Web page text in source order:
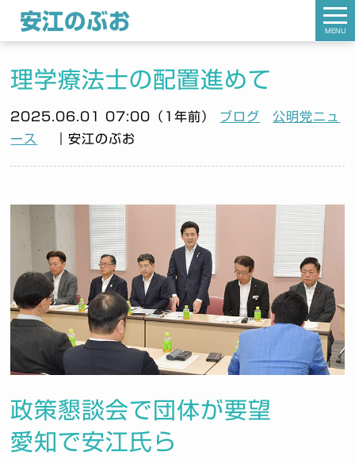
理学療法士の配置進めて
2025.06.01 07:00（1年前） ブログ
公明党ニュ
ース
｜安江のぶお
政策懇談会で団体が要望
愛知で安江氏ら
MENU